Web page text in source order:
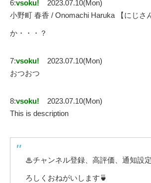
6:vsoku!
2023.07.10(Mon)
小野町 春香 / Onomachi Haruka 【にじさ
か・・・？
7:vsoku!
2023.07.10(Mon)
おつおつ
8:vsoku!
2023.07.10(Mon)
This is description
♨チャンネル登録、高評価、通知設
ろしくおねがいします🍵